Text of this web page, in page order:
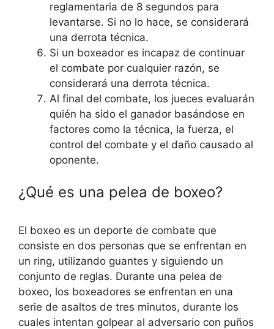
reglamentaria de 8 segundos para
levantarse. Si no lo hace, se considerará
una derrota técnica.
Si un boxeador es incapaz de continuar
el combate por cualquier razón, se
considerará una derrota técnica.
Al final del combate, los jueces evaluarán
quién ha sido el ganador basándose en
factores como la técnica, la fuerza, el
control del combate y el daño causado al
oponente.
¿Qué es una pelea de boxeo?
El boxeo es un deporte de combate que
consiste en dos personas que se enfrentan en
un ring, utilizando guantes y siguiendo un
conjunto de reglas. Durante una pelea de
boxeo, los boxeadores se enfrentan en una
serie de asaltos de tres minutos, durante los
cuales intentan golpear al adversario con puños